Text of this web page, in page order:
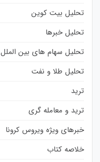
تحلیل بیت کوین
تحلیل خبرها
تحلیل سهام های بین الملل
تحلیل طلا و نفت
ترید
ترید و معامله گری
خبرهای ویژه ویروس کرونا
خلاصه کتاب